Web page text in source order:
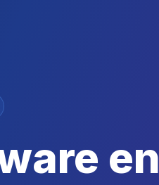
en